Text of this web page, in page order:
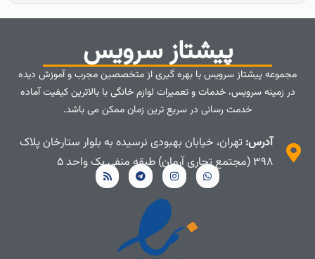
پیشتاز سرویس
مجموعه پیشتاز سرویس با بهره گیری از متخصصین مجرب و آموزش دیده
در زمینه سرویس، خدمات و تعمیرات لوازم خانگی با بالاترین کیفیت آماده
خدمت رسانی در سریع ترین زمان ممکن می باشد.
آدرس: تهران، خیابان بهبودی نرسیده به بلوار ستارخان پلاک
۳۹۸ (مجتمع تجاری آرمان) طبقه منفی یک واحد ۵